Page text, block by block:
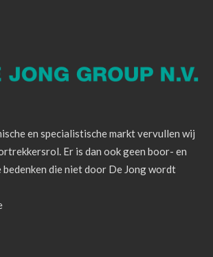
en specialistische markt vervullen wij
Er is dan ook geen boor- en
bedenken die niet door De Jong wordt